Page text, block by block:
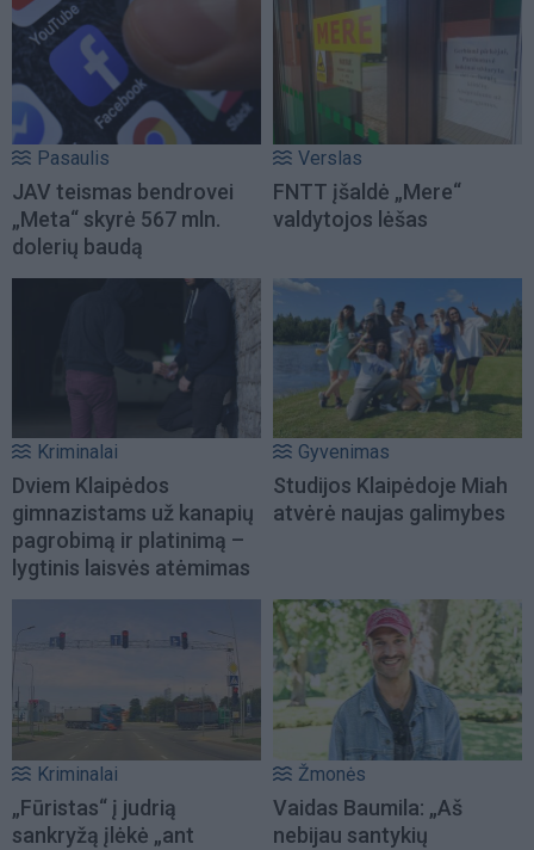
Pasaulis
JAV teismas bendrovei
„Meta“ skyrė 567 mln.
dolerių baudą
Verslas
FNTT įšaldė „Mere“
valdytojos lėšas
Kriminalai
Dviem Klaipėdos
gimnazistams už kanapių
pagrobimą ir platinimą –
lygtinis laisvės atėmimas
Gyvenimas
Studijos Klaipėdoje Miah
atvėrė naujas galimybes
Kriminalai
„Fūristas“ į judrią
sankryžą įlėkė „ant
Žmonės
Vaidas Baumila: „Aš
nebijau santykių